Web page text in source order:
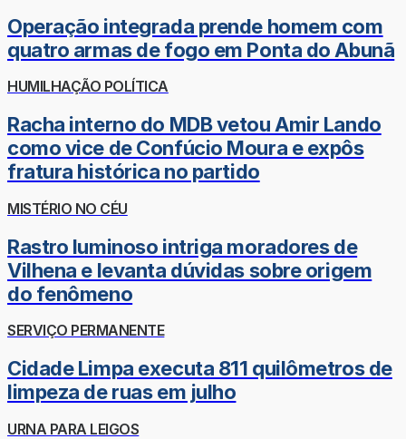
Operação integrada prende homem com
quatro armas de fogo em Ponta do Abunã
HUMILHAÇÃO POLÍTICA
Racha interno do MDB vetou Amir Lando
como vice de Confúcio Moura e expôs
fratura histórica no partido
MISTÉRIO NO CÉU
Rastro luminoso intriga moradores de
Vilhena e levanta dúvidas sobre origem
do fenômeno
SERVIÇO PERMANENTE
Cidade Limpa executa 811 quilômetros de
limpeza de ruas em julho
URNA PARA LEIGOS